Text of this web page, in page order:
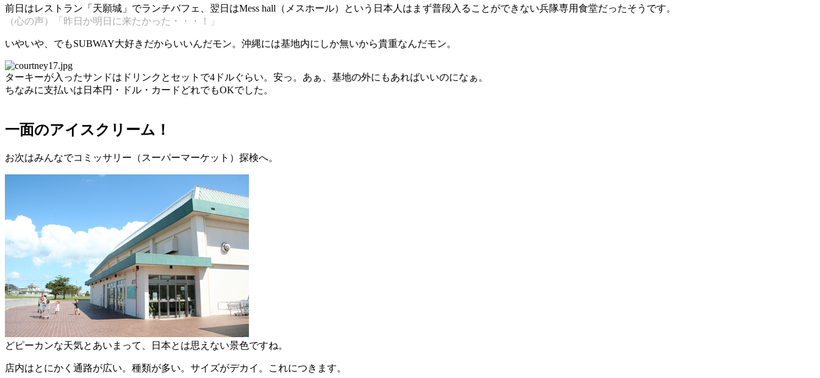
前日はレストラン「天願城」でランチバフェ、翌日はMess hall（メスホール）という日本人はまず普段入ることができない兵隊専用食堂だったそうです。
（心の声）「昨日か明日に来たかった・・・！」
いやいや、でもSUBWAY大好きだからいいんだモン。沖縄には基地内にしか無いから貴重なんだモン。
ターキーが入ったサンドはドリンクとセットで4ドルぐらい。安っ。あぁ、基地の外にもあればいいのになぁ。
ちなみに支払いは日本円・ドル・カードどれでもOKでした。
一面のアイスクリーム！
お次はみんなでコミッサリー（スーパーマーケット）探検へ。
どピーカンな天気とあいまって、日本とは思えない景色ですね。
店内はとにかく通路が広い。種類が多い。サイズがデカイ。これにつきます。